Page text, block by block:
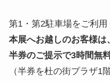
第1・第2駐車場をご利用
本展へお越しのお客様は
半券のご提示で3時間無
（半券を杜の街プラザ1